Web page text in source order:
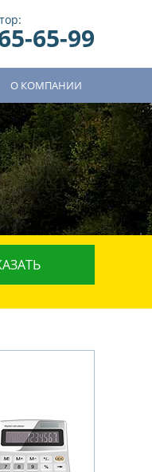
65-99
О КОМПАНИИ